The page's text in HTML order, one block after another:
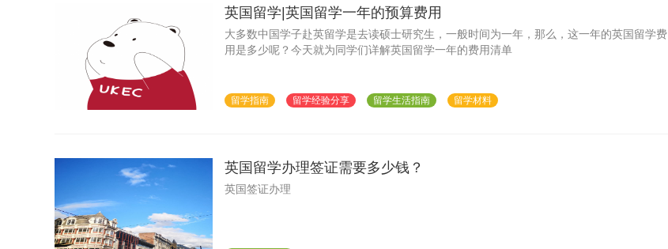
英国留学|英国留学一年的预算费用
大多数中国学子赴英留学是去读硕士研究生，一般时间为一年，那么，这一年的英国留学费
用是多少呢？今天就为同学们详解英国留学一年的费用清单
留学指南 留学经验分享 留学生活指南 留学材料
英国留学办理签证需要多少钱？
英国签证办理